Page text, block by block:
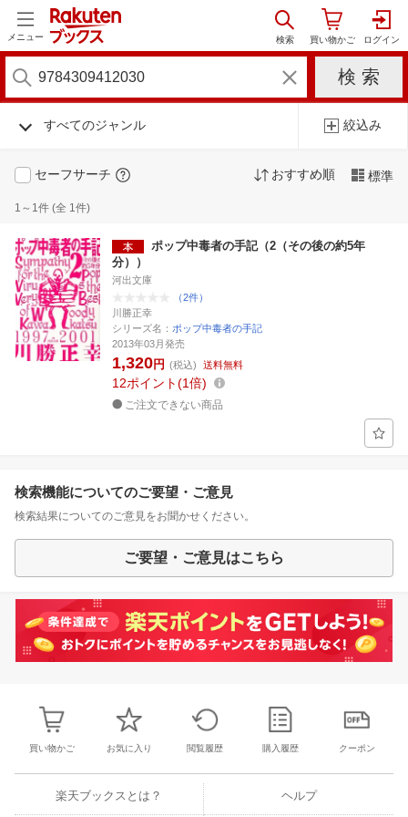
メニュー
すべてのジャンル 絞込み
セーフサーチ おすすめ順 標準
1～1件 (全 1件)
ポップ中毒者の手記（2（その後の約5年
分））
河出文庫
（2件）
川勝正幸
シリーズ名： ポップ中毒者の手記
2013年03月発売
1,320円 (税込) 送料無料
12ポイント 1倍
ご注文できない商品
検索機能についてのご要望・ご意見
検索結果についてのご意見をお聞かせください。
ご要望・ご意見はこちら
買い物かご お気に入り 閲覧履歴 購入履歴 クーポン
楽天ブックスとは？ ヘルプ